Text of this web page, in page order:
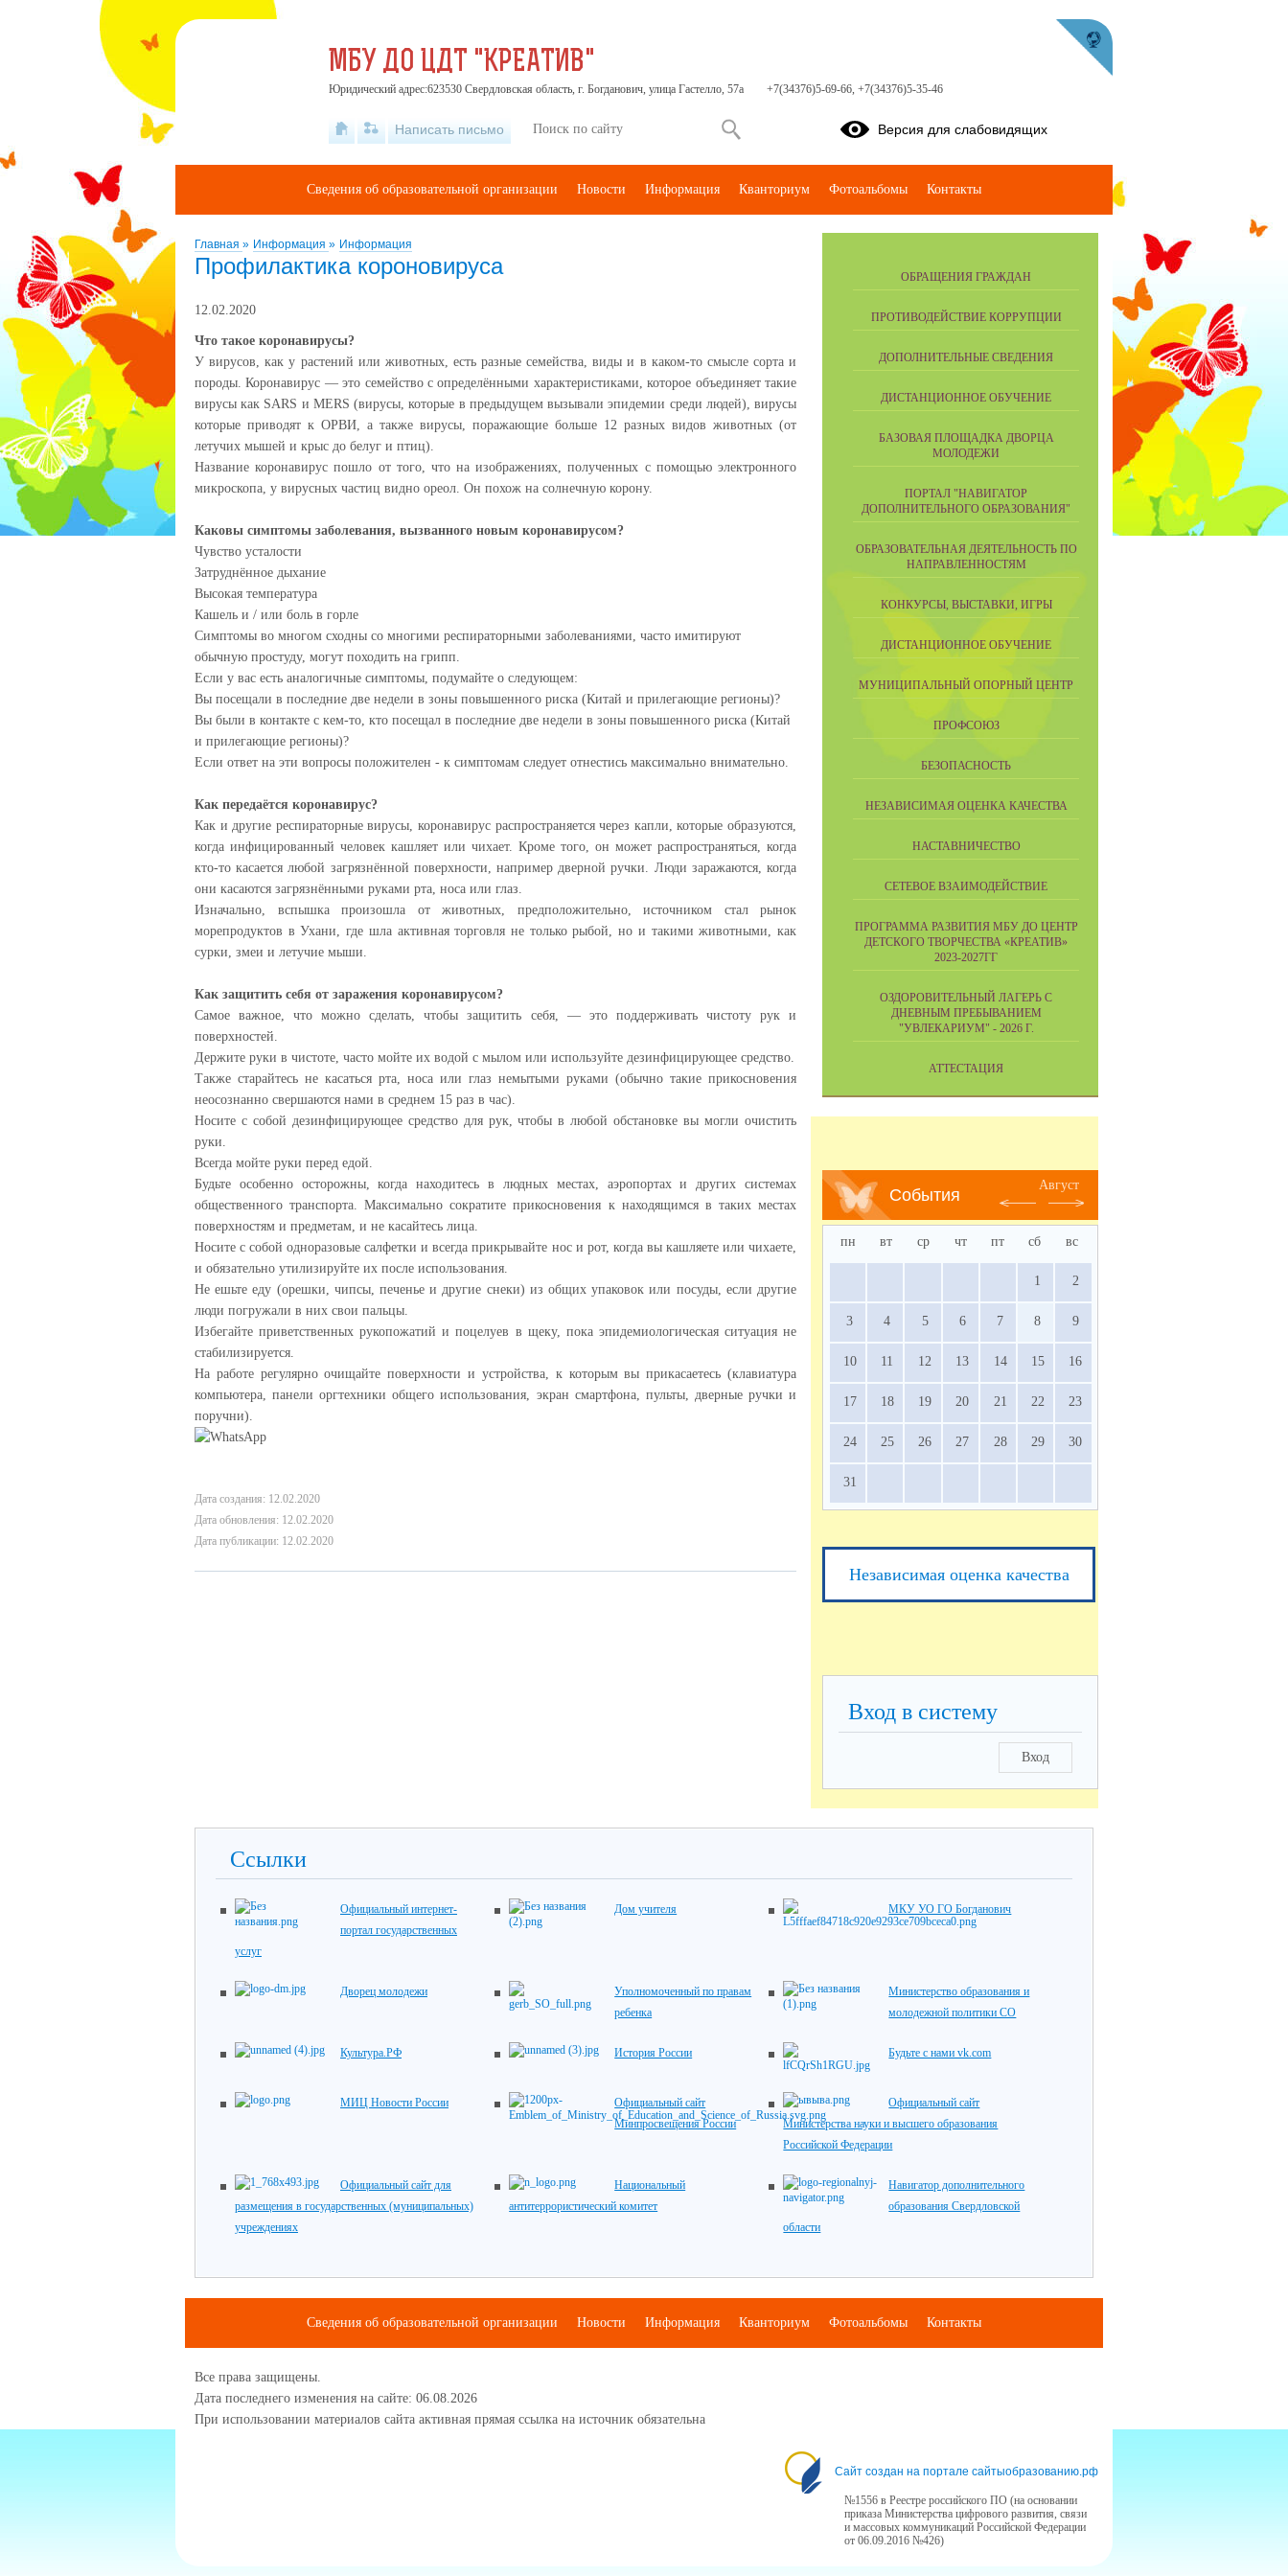
Главная » Информация » Информация
Профилактика короновируса
12.02.2020
Что такое коронавирусы?
У вирусов, как у растений или животных, есть разные семейства, виды и в каком-то смысле сорта и
породы. Коронавирус — это семейство с определёнными характеристиками, которое объединяет такие
вирусы как SARS и MERS (вирусы, которые в предыдущем вызывали эпидемии среди людей), вирусы
которые приводят к ОРВИ, а также вирусы, поражающие больше 12 разных видов животных (от
летучих мышей и крыс до белуг и птиц).
Название коронавирус пошло от того, что на изображениях, полученных с помощью электронного
микроскопа, у вирусных частиц видно ореол. Он похож на солнечную корону.
Каковы симптомы заболевания, вызванного новым коронавирусом?
Чувство усталости
Затруднённое дыхание
Высокая температура
Кашель и / или боль в горле
Симптомы во многом сходны со многими респираторными заболеваниями, часто имитируют
обычную простуду, могут походить на грипп.
Если у вас есть аналогичные симптомы, подумайте о следующем:
Вы посещали в последние две недели в зоны повышенного риска (Китай и прилегающие регионы)?
Вы были в контакте с кем-то, кто посещал в последние две недели в зоны повышенного риска (Китай
и прилегающие регионы)?
Если ответ на эти вопросы положителен - к симптомам следует отнестись максимально внимательно.
Как передаётся коронавирус?
Как и другие респираторные вирусы, коронавирус распространяется через капли, которые образуются,
когда инфицированный человек кашляет или чихает. Кроме того, он может распространяться, когда
кто-то касается любой загрязнённой поверхности, например дверной ручки. Люди заражаются, когда
они касаются загрязнёнными руками рта, носа или глаз.
Изначально, вспышка произошла от животных, предположительно, источником стал рынок
морепродуктов в Ухани, где шла активная торговля не только рыбой, но и такими животными, как
сурки, змеи и летучие мыши.
Как защитить себя от заражения коронавирусом?
Самое важное, что можно сделать, чтобы защитить себя, — это поддерживать чистоту рук и
поверхностей.
Держите руки в чистоте, часто мойте их водой с мылом или используйте дезинфицирующее средство.
Также старайтесь не касаться рта, носа или глаз немытыми руками (обычно такие прикосновения
неосознанно свершаются нами в среднем 15 раз в час).
Носите с собой дезинфицирующее средство для рук, чтобы в любой обстановке вы могли очистить
руки.
Всегда мойте руки перед едой.
Будьте особенно осторожны, когда находитесь в людных местах, аэропортах и других системах
общественного транспорта. Максимально сократите прикосновения к находящимся в таких местах
поверхностям и предметам, и не касайтесь лица.
Носите с собой одноразовые салфетки и всегда прикрывайте нос и рот, когда вы кашляете или чихаете,
и обязательно утилизируйте их после использования.
Не ешьте еду (орешки, чипсы, печенье и другие снеки) из общих упаковок или посуды, если другие
люди погружали в них свои пальцы.
Избегайте приветственных рукопожатий и поцелуев в щеку, пока эпидемиологическая ситуация не
стабилизируется.
На работе регулярно очищайте поверхности и устройства, к которым вы прикасаетесь (клавиатура
компьютера, панели оргтехники общего использования, экран смартфона, пульты, дверные ручки и
поручни).
Дата создания: 12.02.2020
Дата обновления: 12.02.2020
Дата публикации: 12.02.2020
ОБРАЩЕНИЯ ГРАЖДАН
ПРОТИВОДЕЙСТВИЕ КОРРУПЦИИ
ДОПОЛНИТЕЛЬНЫЕ СВЕДЕНИЯ
ДИСТАНЦИОННОЕ ОБУЧЕНИЕ
БАЗОВАЯ ПЛОЩАДКА ДВОРЦА
МОЛОДЕЖИ
ПОРТАЛ "НАВИГАТОР
ДОПОЛНИТЕЛЬНОГО ОБРАЗОВАНИЯ"
ОБРАЗОВАТЕЛЬНАЯ ДЕЯТЕЛЬНОСТЬ ПО
НАПРАВЛЕННОСТЯМ
КОНКУРСЫ, ВЫСТАВКИ, ИГРЫ
ДИСТАНЦИОННОЕ ОБУЧЕНИЕ
МУНИЦИПАЛЬНЫЙ ОПОРНЫЙ ЦЕНТР
ПРОФСОЮЗ
БЕЗОПАСНОСТЬ
НЕЗАВИСИМАЯ ОЦЕНКА КАЧЕСТВА
НАСТАВНИЧЕСТВО
СЕТЕВОЕ ВЗАИМОДЕЙСТВИЕ
ПРОГРАММА РАЗВИТИЯ МБУ ДО ЦЕНТР
ДЕТСКОГО ТВОРЧЕСТВА «КРЕАТИВ»
2023-2027ГГ
ОЗДОРОВИТЕЛЬНЫЙ ЛАГЕРЬ С
ДНЕВНЫМ ПРЕБЫВАНИЕМ
"УВЛЕКАРИУМ" - 2026 Г.
АТТЕСТАЦИЯ
События
Август
пн вт ср чт пт сб вс
1 2
3 4 5 6 7 8 9
10 11 12 13 14 15 16
17 18 19 20 21 22 23
24 25 26 27 28 29 30
31
Независимая оценка качества
Вход в систему
Вход
Ссылки
Официальный интернет-
портал государственных
услуг
Дом учителя МКУ УО ГО Богданович
Дворец молодежи
Уполномоченный по правам
ребенка
Министерство образования и
молодежной политики СО
Культура.РФ История России Будьте с нами vk.com
МИЦ Новости России
Официальный сайт
Минпросвещения России
Официальный сайт
Министерства науки и высшего образования
Российской Федерации
Официальный сайт для
размещения в государственных (муниципальных)
учреждениях
Национальный
антитеррористический комитет
Навигатор дополнительного
образования Свердловской
области
МБУ ДО ЦДТ "КРЕАТИВ"
Юридический адрес:623530 Свердловская область, г. Богданович, улица Гастелло, 57а +7(34376)5-69-66, +7(34376)5-35-46
Написать письмо Версия для слабовидящих
Сведения об образовательной организации Новости Информация Кванториум Фотоальбомы Контакты
Сведения об образовательной организации Новости Информация Кванториум Фотоальбомы Контакты
Все права защищены.
Дата последнего изменения на сайте: 06.08.2026
При использовании материалов сайта активная прямая ссылка на источник обязательна
Сайт создан на портале сайтыобразованию.рф
№1556 в Реестре российского ПО (на основании
приказа Министерства цифрового развития, связи
и массовых коммуникаций Российской Федерации
от 06.09.2016 №426)